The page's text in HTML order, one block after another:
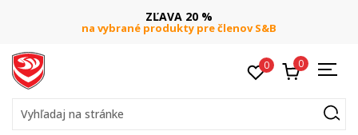
ZĽAVA 20 %
na vybrané produkty pre členov S&B
0 0
Vyhľadaj na stránke